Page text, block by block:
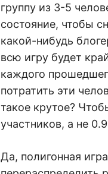
группу из 3-5
состояние, чтобы
какой-нибудь
всю игру будет
каждого
потратить эти
такое крутое?
участников, а не
Да, полигонная